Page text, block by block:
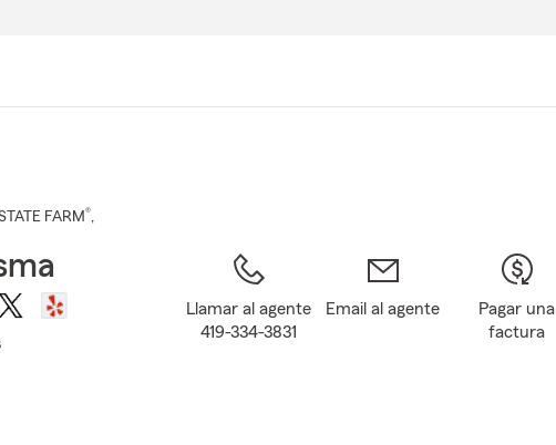
FARM®,
Llamar al agente
419-334-3831
Email al agente
Pagar una
factura